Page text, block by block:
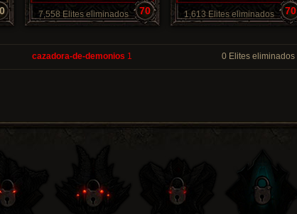
7,558 Elites eliminados 70 1,613 Elites eliminados 70
cazadora-de-demonios 1 0 Elites eliminados